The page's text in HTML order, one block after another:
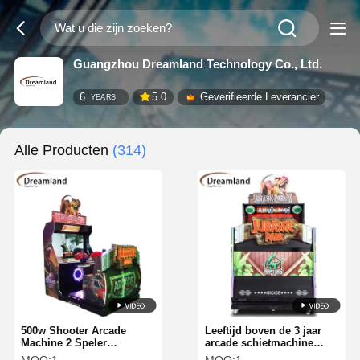
Guangzhou Dreamland Technology Co., Ltd.
6 YEARS 5.0 Geverifieerde Leverancier
Alle Producten (314)
500w Shooter Arcade
Machine 2 Speler
Shooting Arcade Game
Leeftijd boven de 3 jaar
arcade schietmachine
schietspel genre perfect